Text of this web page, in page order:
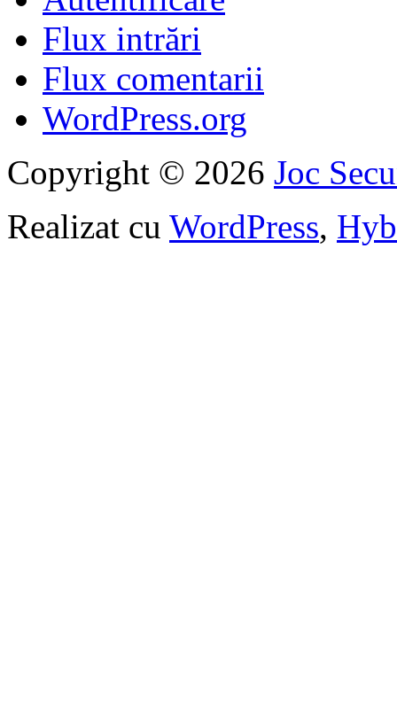
Flux intrări
Flux comentarii
WordPress.org
Copyright © 2026 Joc
Realizat cu WordPress,